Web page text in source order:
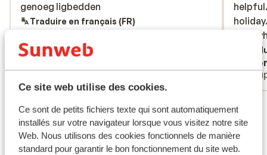
Ce site web utilise des cookies.
Ce sont de petits fichiers texte qui sont automatiquement
installés sur votre navigateur lorsque vous visitez notre site
Web. Nous utilisons des cookies fonctionnels de manière
standard pour garantir le bon fonctionnement du site web.
genoeg ligbedden
genoeg ligbedden
Traduire en français (FR)
Couples
bag,
bag,
Voir tous les 123 avis
Autres hébergements - Algarve